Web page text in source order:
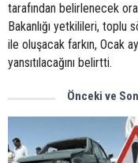
tarafından belirlenecek
Bakanlığı yetkilileri, toplu
ile oluşacak farkın, Ocak
yansıtılacağını belirtti.
Önceki ve